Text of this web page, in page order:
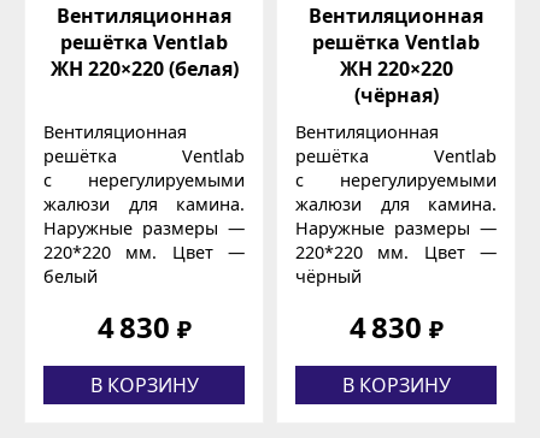
Вентиляционная
решётка Ventlab
ЖН 220×220 (белая)
Вентиляционная
решётка Ventlab
с нерегулируемыми
жалюзи для камина.
Наружные размеры —
220*220 мм. Цвет —
белый
4 830 ₽
В КОРЗИНУ
Вентиляционная
решётка Ventlab
ЖН 220×220
(чёрная)
Вентиляционная
решётка Ventlab
с нерегулируемыми
жалюзи для камина.
Наружные размеры —
220*220 мм. Цвет —
чёрный
4 830 ₽
В КОРЗИНУ